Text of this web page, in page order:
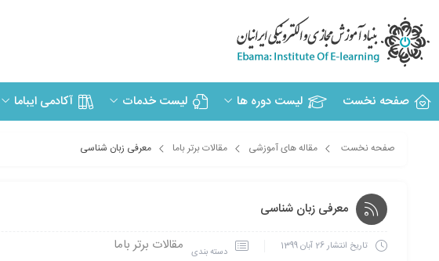
صفحه نخست لیست دوره ها لیست خدمات آکادمی ایباما
صفحه نخست مقاله های آموزشی مقالات برتر باما معرفی زبان شناسی
معرفی زبان شناسی
تاریخ انتشار26 آبان 1399 دسته بندی مقالات برتر باما